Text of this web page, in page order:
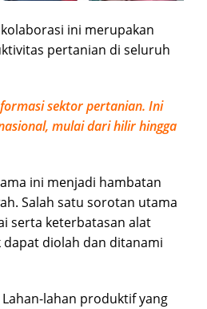
ini merupakan
pertanian di seluruh
sektor pertanian. Ini
mulai dari hilir hingga
ini menjadi hambatan
Salah satu sorotan utama
serta keterbatasan alat
dapat diolah dan ditanami
lahan produktif yang